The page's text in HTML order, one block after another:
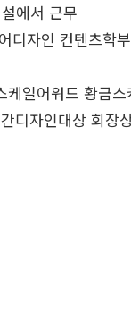
에서 근무
디자인 컨텐츠학
케일어워드 황금스
디자인대상 회장